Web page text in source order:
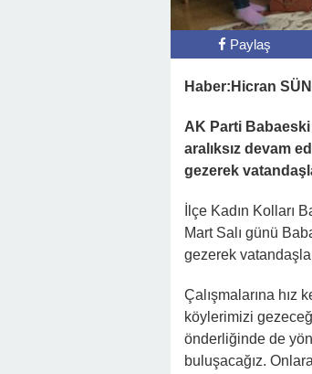
Paylaş
Haber:Hicran
AK Parti Babaeski
aralıksız devam
gezerek
İlçe Kadın Kolları
Mart Salı günü
gezerek
Çalışmalarına hız
köylerimizi
önderliğinde de
buluşacağız.